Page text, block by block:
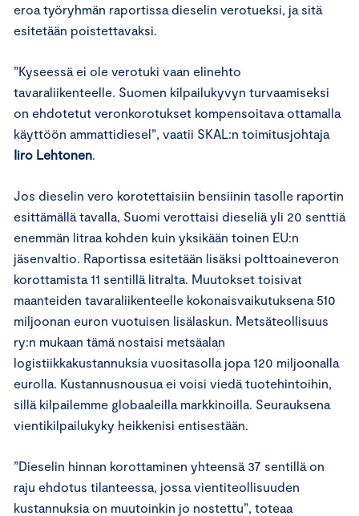
eroa työryhmän raportissa dieselin verotueksi, ja sitä
esitetään poistettavaksi.
”Kyseessä ei ole verotuki vaan elinehto
tavaraliikenteelle. Suomen kilpailukyvyn turvaamiseksi
on ehdotetut veronkorotukset kompensoitava ottamalla
käyttöön ammattidiesel”, vaatii SKAL:n toimitusjohtaja
Iiro Lehtonen
Jos dieselin vero korotettaisiin bensiinin tasolle raportin
esittämällä tavalla, Suomi verottaisi dieseliä yli 20 senttiä
enemmän litraa kohden kuin yksikään toinen EU:n
jäsenvaltio. Raportissa esitetään lisäksi polttoaineveron
korottamista 11 sentillä litralta. Muutokset toisivat
maanteiden tavaraliikenteelle kokonaisvaikutuksena 510
miljoonan euron vuotuisen lisälaskun. Metsäteollisuus
ry:n mukaan tämä nostaisi metsäalan
logistiikkakustannuksia vuositasolla jopa 120 miljoonalla
eurolla. Kustannusnousua ei voisi viedä tuotehintoihin,
sillä kilpailemme globaaleilla markkinoilla. Seurauksena
vientikilpailukyky heikkenisi entisestään.
”Dieselin hinnan korottaminen yhteensä 37 sentillä on
raju ehdotus tilanteessa, jossa vientiteollisuuden
kustannuksia on muutoinkin jo nostettu”, toteaa